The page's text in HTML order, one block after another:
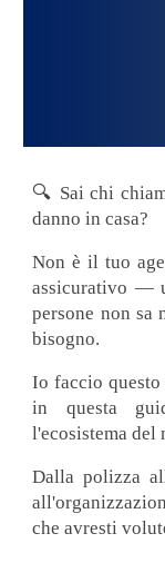
🔍 Sai chi
danno in casa?
Non è il tuo
assicurativo —
persone non sa
bisogno.
Io faccio
in questa
l'ecosistema del
Dalla polizza
che avresti